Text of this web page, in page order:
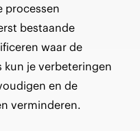
processen
bestaande
waar de
je verbeteringen
en de
verminderen.